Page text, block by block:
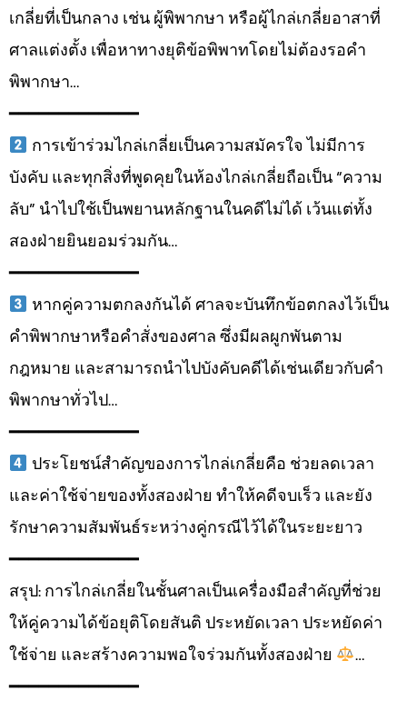
เกลี่ยที่เป็นกลาง เช่น ผู้พิพากษา หรือผู้ไกล่เกลี่ยอาสาที่
ศาลแต่งตั้ง เพื่อหาทางยุติข้อพิพาทโดยไม่ต้องรอคำ
พิพากษา…
━━━━━━━━━━━━━
การเข้าร่วมไกล่เกลี่ยเป็นความสมัครใจ ไม่มีการ
บังคับ และทุกสิ่งที่พูดคุยในห้องไกล่เกลี่ยถือเป็น “ความ
ลับ” นำไปใช้เป็นพยานหลักฐานในคดีไม่ได้ เว้นแต่ทั้ง
สองฝ่ายยินยอมร่วมกัน…
━━━━━━━━━━━━━
หากคู่ความตกลงกันได้ ศาลจะบันทึกข้อตกลงไว้เป็น
คำพิพากษาหรือคำสั่งของศาล ซึ่งมีผลผูกพันตาม
กฎหมาย และสามารถนำไปบังคับคดีได้เช่นเดียวกับคำ
พิพากษาทั่วไป…
━━━━━━━━━━━━━
ประโยชน์สำคัญของการไกล่เกลี่ยคือ ช่วยลดเวลา
และค่าใช้จ่ายของทั้งสองฝ่าย ทำให้คดีจบเร็ว และยัง
รักษาความสัมพันธ์ระหว่างคู่กรณีไว้ได้ในระยะยาว
━━━━━━━━━━━━━
สรุป: การไกล่เกลี่ยในชั้นศาลเป็นเครื่องมือสำคัญที่ช่วย
ให้คู่ความได้ข้อยุติโดยสันติ ประหยัดเวลา ประหยัดค่า
ใช้จ่าย และสร้างความพอใจร่วมกันทั้งสองฝ่าย
…
━━━━━━━━━━━━━